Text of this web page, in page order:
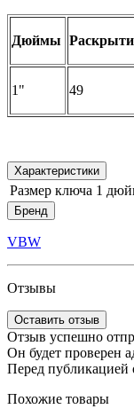
Дюймы
1" 49
Характеристики
Размер ключа 1
Бренд
VBW
Отзывы
Оставить отзыв
Отзыв успешно
Он будет проверен
Перед публикацией
Похожие товары